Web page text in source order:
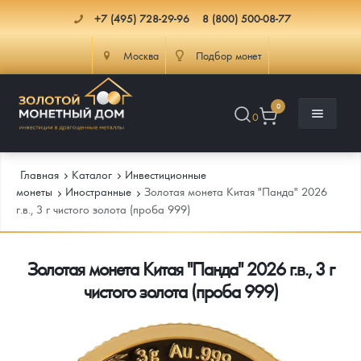
+7 (495) 728-29-96 8 (800) 500-08-77
Москва Подбор монет
0
0
Каталог
Каталог Монет
Инвестиционные монеты
Монеты Россия и СССР
Памятные и старинные монеты
Инфо
Как сделать заказ
Подлинность монет
Главная Каталог
Инвестиционные
монеты
Иностранные
Золотая монета Китая "Панда" 2026
г.в., 3 г чистого золота (проба 999)
Золотая монета Китая "Панда" 2026 г.в., 3 г
чистого золота (проба 999)